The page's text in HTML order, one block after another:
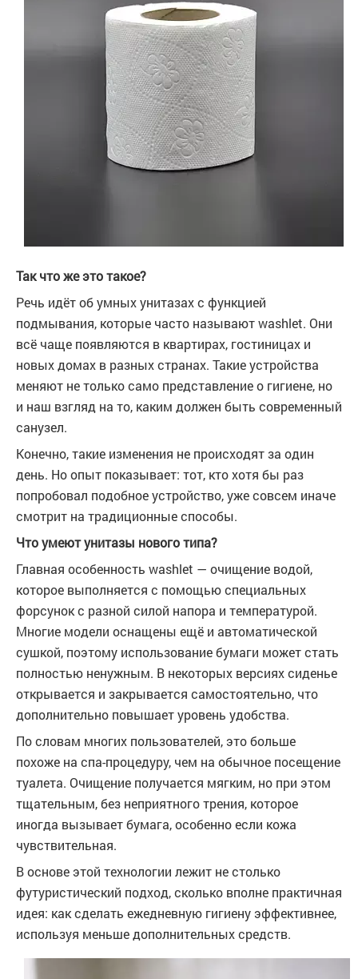
Так что же это такое?
Речь идёт об умных унитазах с функцией
подмывания, которые часто называют washlet. Они
всё чаще появляются в квартирах, гостиницах и
новых домах в разных странах. Такие устройства
меняют не только само представление о гигиене, но
и наш взгляд на то, каким должен быть современный
санузел.
Конечно, такие изменения не происходят за один
день. Но опыт показывает: тот, кто хотя бы раз
попробовал подобное устройство, уже совсем иначе
смотрит на традиционные способы.
Что умеют унитазы нового типа?
Главная особенность washlet — очищение водой,
которое выполняется с помощью специальных
форсунок с разной силой напора и температурой.
Многие модели оснащены ещё и автоматической
сушкой, поэтому использование бумаги может стать
полностью ненужным. В некоторых версиях сиденье
открывается и закрывается самостоятельно, что
дополнительно повышает уровень удобства.
По словам многих пользователей, это больше
похоже на спа-процедуру, чем на обычное посещение
туалета. Очищение получается мягким, но при этом
тщательным, без неприятного трения, которое
иногда вызывает бумага, особенно если кожа
чувствительная.
В основе этой технологии лежит не столько
футуристический подход, сколько вполне практичная
идея: как сделать ежедневную гигиену эффективнее,
используя меньше дополнительных средств.